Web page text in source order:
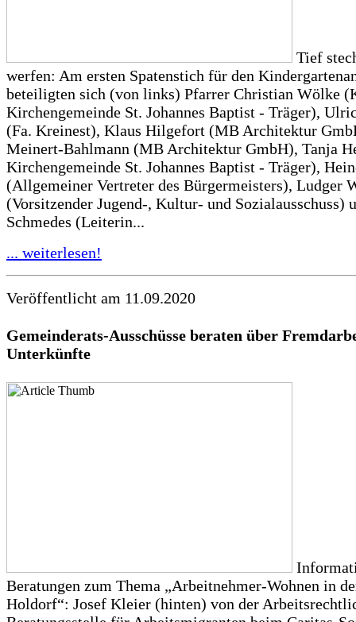
Tief
werfen: Am ersten Spatenstich für den
beteiligten sich (von links) Pfarrer Christian Wölke
Kirchengemeinde St. Johannes Baptist - Träger),
(Fa. Kreinest), Klaus Hilgefort (MB Architektur
Meinert-Bahlmann (MB Architektur GmbH), Tanja
Kirchengemeinde St. Johannes Baptist - Träger),
(Allgemeiner Vertreter des Bürgermeisters), Ludger
(Vorsitzender Jugend-, Kultur- und Sozialausschuss)
Schmedes (Leiterin...
... weiterlesen!
Veröffentlicht am 11.09.2020
Gemeinderats-Ausschüsse beraten über
Unterkünfte
Beratungen zum Thema „Arbeitnehmer-Wohnen in
Holdorf“: Josef Kleier (hinten) von der